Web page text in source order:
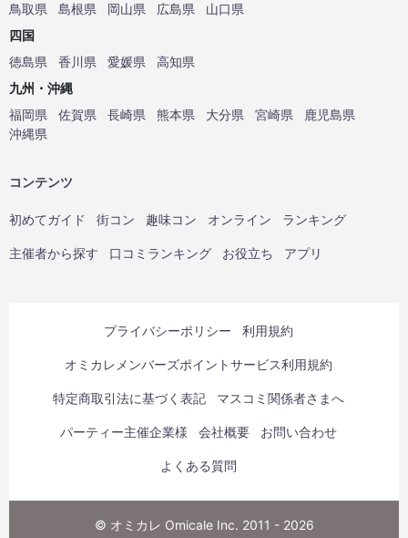
鳥取県
島根県 岡山県 広島県
山口県
四国
徳島県
香川県 愛媛県
高知県
九州・沖縄
福岡県
佐賀県 長崎県 熊本県 大分県 宮崎県
鹿児島県
沖縄県
コンテンツ
初めてガイド 街コン 趣味コン オンライン ランキング
主催者から探す 口コミランキング お役立ち アプリ
プライバシーポリシー 利用規約
オミカレメンバーズポイントサービス利用規約
特定商取引法に基づく表記 マスコミ関係者さまへ
パーティー主催企業様 会社概要 お問い合わせ
よくある質問
© オミカレ Omicale Inc. 2011 - 2026